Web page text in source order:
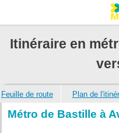
Itinéraire en
Feuille de route Plan de
Métro de Bastille à